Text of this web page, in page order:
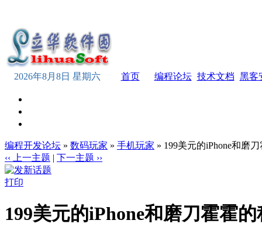
2026年8月8日 星期六 首页 编程论坛 技术文档 黑客
编程开发论坛 » 数码玩家 » 手机玩家 » 199美元的iPhone和磨
‹‹ 上一主题 | 下一主题 ››
打印
199美元的iPhone和磨刀霍霍